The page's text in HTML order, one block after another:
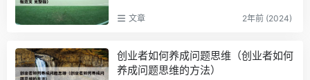
文章 2年前 (2024)
创业者如何养成问题思维（创业者如何
养成问题思维的方法）